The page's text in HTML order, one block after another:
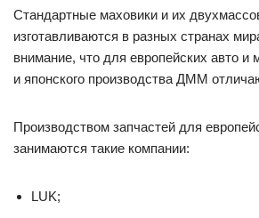
Стандартные маховики и их
изготавливаются в разных странах
внимание, что для европейских авто и
и японского производства ДММ
Производством запчастей для
занимаются такие компании:
LUK;